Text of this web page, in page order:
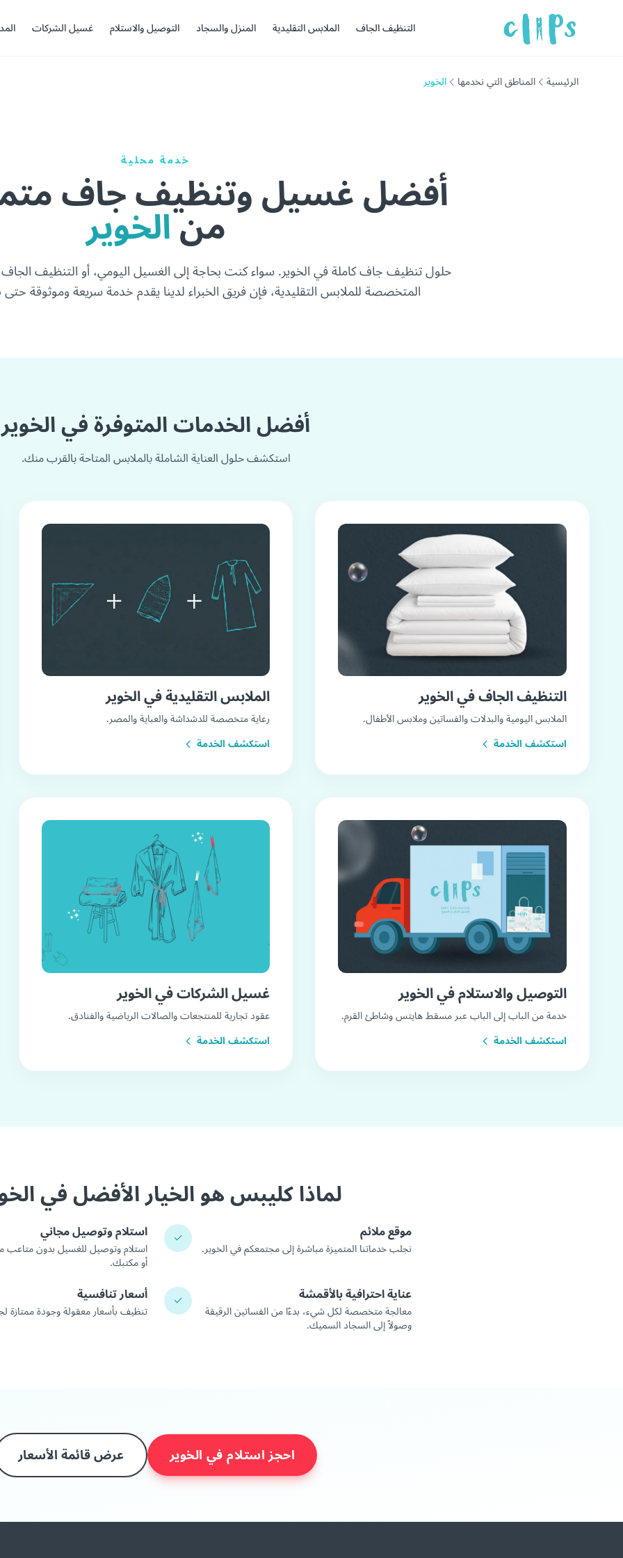
التنظيف الجاف الملابس التقليدية المنزل والسجاد التوصيل والاستلام غسيل الشركات
الرئيسية المناطق التي نخدمها الخوير
خدمة محلية
أفضل غسيل وتنظيف جاف
منالخوير
حلول تنظيف جاف كاملة في الخوير. سواء كنت بحاجة إلى الغسيل اليومي، أو التنظيف الجاف
المتخصصة للملابس التقليدية، فإن فريق الخبراء لدينا يقدم خدمة سريعة وموثوقة
أفضل الخدمات المتوفرة في الخوير
استكشف حلول العناية الشاملة بالملابس المتاحة بالقرب منك.
التنظيف الجاف في الخوير
الملابس اليومية والبدلات والفساتين وملابس الأطفال.
استكشف الخدمة
الملابس التقليدية في الخوير
رعاية متخصصة للدشداشة والعباية والمصر.
استكشف الخدمة
التوصيل والاستلام في الخوير
خدمة من الباب إلى الباب عبر مسقط هايتس وشاطئ القرم.
استكشف الخدمة
غسيل الشركات في الخوير
عقود تجارية للمنتجعات والصالات الرياضية والفنادق.
استكشف الخدمة
لماذا كليبس هو الخيار الأفضل في
✓ موقع ملائم
نجلب خدماتنا المتميزة مباشرة إلى مجتمعكم في الخوير.
استلام وتوصيل مجاني
استلام وتوصيل للغسيل بدون متاعب
أو مكتبك.
✓ عناية احترافية بالأقمشة
معالجة متخصصة لكل شيء، بدءًا من الفساتين الرقيقة
وصولاً إلى السجاد السميك.
أسعار تنافسية
تنظيف بأسعار معقولة وجودة
احجز استلام في الخوير عرض قائمة الأسعار